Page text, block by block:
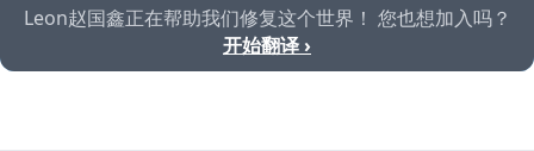
Leon赵国鑫正在帮助我们修复这个世界！ 您也想加入吗？
开始翻译 ›